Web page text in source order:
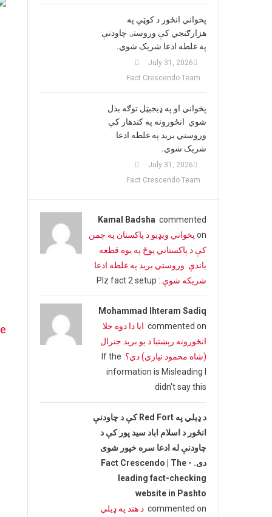
پخواني انځور د کوټې په
هزارګنجي کې وروستۍ چاودنې
په غلطه ادعا شریک شوي.
July 31, 2026
Fact Crescendo Team
پخواني او په ډيجيټل توګه بدل
شوي انځورونه په کندهار کې
وروستي برید په غلطه ادعا
شریک شوي.
July 31, 2026
Fact Crescendo Team
Kamal Badsha commented
on پخواني ویډیو د پاکستان په چمن
کې د پاکستاني پوځ په یوه قطعه
باندې وروستي برید په غلطه ادعا
شریکه شوې. : Plz fact 2 setup
Mohammad Ihteram Sadiq
commented on ایا دا دوه جلا
انځورونه رېښتیا د یو برید جنرال
(شاه محمود نیازي) دي؟ : If the
information is Misleading I
didn't say this
د ډیلي په Red Fort کې د چاودنې
انځور د اسلام اباد سید پور کې د
چاودنې له ادعا سره خپور شوی
دی. - Fact Crescendo | The
leading fact-checking
website in Pashto
commented on د هند په ډیلي